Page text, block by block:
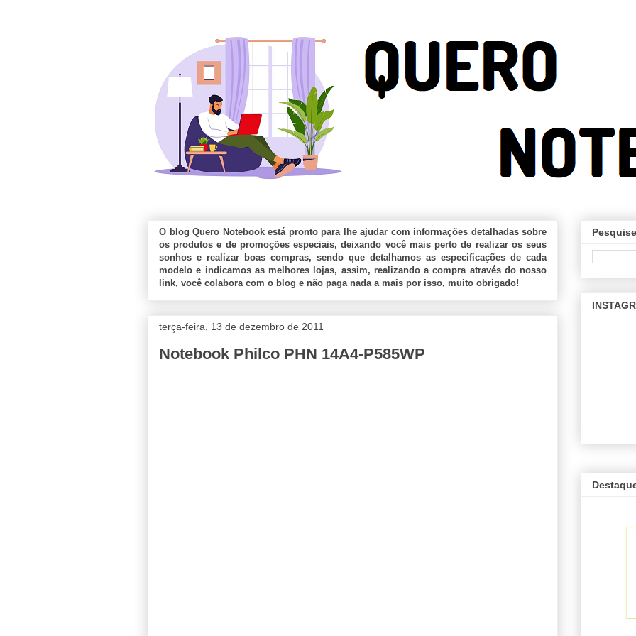
O blog Quero Notebook está pronto para lhe ajudar com informações detalhadas sobre
os produtos e de promoções especiais, deixando você mais perto de realizar os seus
sonhos e realizar boas compras, sendo que detalhamos as especificações de cada
modelo e indicamos as melhores lojas, assim, realizando a compra através do nosso
link, você colabora com o blog e não paga nada a mais por isso, muito obrigado!
terça-feira, 13 de dezembro de 2011
Notebook Philco PHN 14A4-P585WP